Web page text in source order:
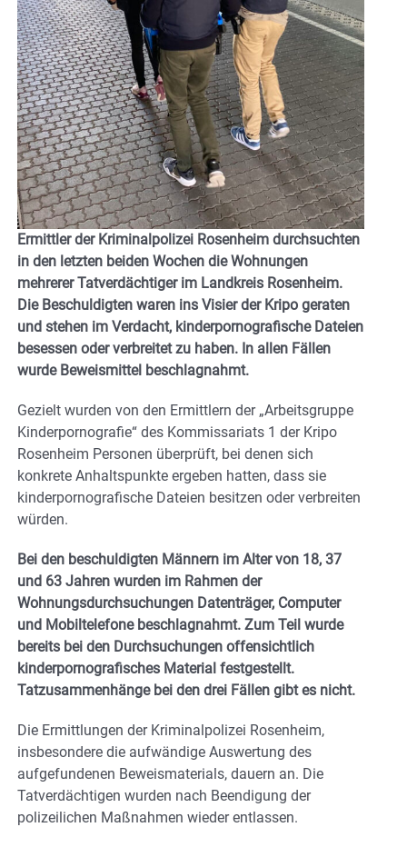
Ermittler der Kriminalpolizei Rosenheim durchsuchten
in den letzten beiden Wochen die Wohnungen
mehrerer Tatverdächtiger im Landkreis Rosenheim.
Die Beschuldigten waren ins Visier der Kripo geraten
und stehen im Verdacht, kinderpornografische Dateien
besessen oder verbreitet zu haben. In allen Fällen
wurde Beweismittel beschlagnahmt.
Gezielt wurden von den Ermittlern der „Arbeitsgruppe
Kinderpornografie“ des Kommissariats 1 der Kripo
Rosenheim Personen überprüft, bei denen sich
konkrete Anhaltspunkte ergeben hatten, dass sie
kinderpornografische Dateien besitzen oder verbreiten
würden.
Bei den beschuldigten Männern im Alter von 18, 37
und 63 Jahren wurden im Rahmen der
Wohnungsdurchsuchungen Datenträger, Computer
und Mobiltelefone beschlagnahmt. Zum Teil wurde
bereits bei den Durchsuchungen offensichtlich
kinderpornografisches Material festgestellt.
Tatzusammenhänge bei den drei Fällen gibt es nicht.
Die Ermittlungen der Kriminalpolizei Rosenheim,
insbesondere die aufwändige Auswertung des
aufgefundenen Beweismaterials, dauern an. Die
Tatverdächtigen wurden nach Beendigung der
polizeilichen Maßnahmen wieder entlassen.